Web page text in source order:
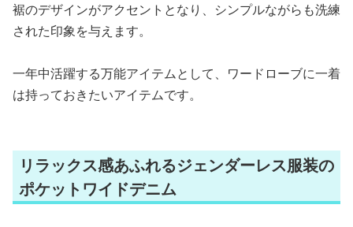
裾のデザインがアクセントとなり、シンプルながらも洗練
された印象を与えます。
一年中活躍する万能アイテムとして、ワードローブに一着
は持っておきたいアイテムです。
リラックス感あふれるジェンダーレス服装の
ポケットワイドデニム